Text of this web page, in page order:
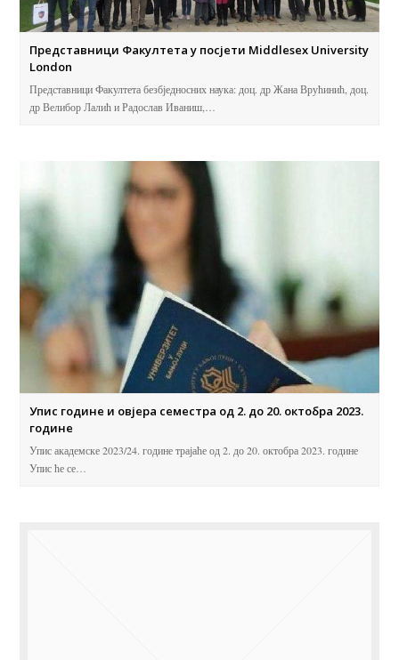
Представници Факултета у посјети Middlesex University
London
Представници Факултета безбједносних наука: доц. др Жана Врућинић, доц.
др Велибор Лалић и Радослав Иваниш,…
Упис године и овјера семестра од 2. до 20. октобра 2023.
године
Упис академске 2023/24. године трајаће од 2. до 20. октобра 2023. године
Упис ће се…